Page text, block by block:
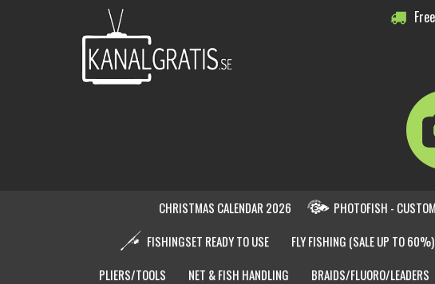
CHRISTMAS CALENDAR 2026 PHOTOFISH -
FISHINGSET READY TO USE
FLY FISHING (SALE UP TO 60%)
PLIERS/TOOLS
NET & FISH HANDLING BRAIDS/FLUORO/LEADERS